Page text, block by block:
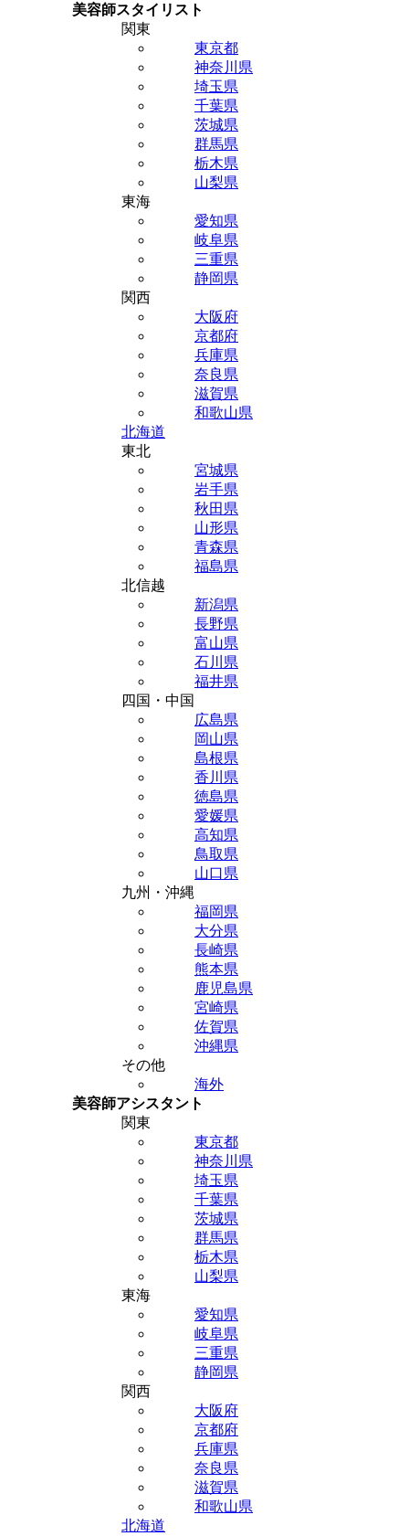
美容師スタイリスト
関東
東京都
神奈川県
埼玉県
千葉県
茨城県
群馬県
栃木県
山梨県
東海
愛知県
岐阜県
三重県
静岡県
関西
大阪府
京都府
兵庫県
奈良県
滋賀県
和歌山県
北海道
東北
宮城県
岩手県
秋田県
山形県
青森県
福島県
北信越
新潟県
長野県
富山県
石川県
福井県
四国・中国
広島県
岡山県
島根県
香川県
徳島県
愛媛県
高知県
鳥取県
山口県
九州・沖縄
福岡県
大分県
長崎県
熊本県
鹿児島県
宮崎県
佐賀県
沖縄県
その他
海外
美容師アシスタント
関東
東京都
神奈川県
埼玉県
千葉県
茨城県
群馬県
栃木県
山梨県
東海
愛知県
岐阜県
三重県
静岡県
関西
大阪府
京都府
兵庫県
奈良県
滋賀県
和歌山県
北海道